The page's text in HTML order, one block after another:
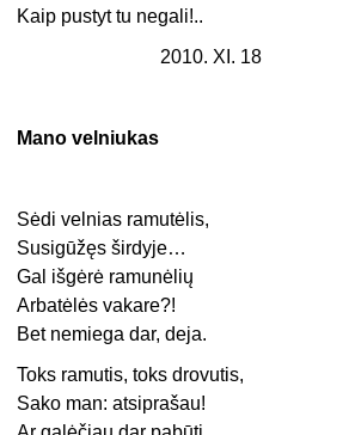
Kaip pustyt tu negali!..
2010. XI. 18
Mano velniukas
Sėdi velnias ramutėlis,
Susigūžęs širdyje…
Gal išgėrė ramunėlių
Arbatėlės vakare?!
Bet nemiega dar, deja.
Toks ramutis, toks drovutis,
Sako man: atsiprašau!